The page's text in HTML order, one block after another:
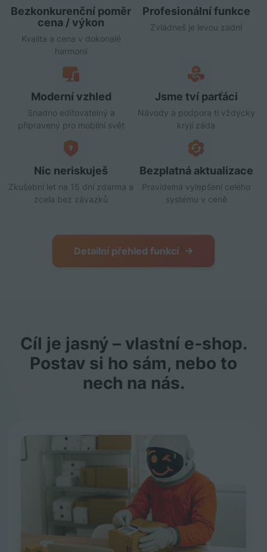
Bezkonkurenční poměr
cena / výkon
Kvalita a cena v dokonalé
harmonii
Profesionální funkce
Zvládneš je levou zadní
Moderní vzhled
Snadno editovatelný a
připravený pro mobilní svět
Jsme tví parťáci
Návody a podpora ti vždycky
kryjí záda
Nic neriskuješ
Zkušební let na 15 dní zdarma a
zcela bez závazků
Bezplatná aktualizace
Pravidelná vylepšení celého
systému v ceně
Detailní přehled funkcí
Cíl je jasný – vlastní e‑shop.
Postav si ho sám, nebo to
nech na nás.